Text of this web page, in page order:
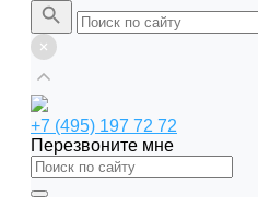
+7 (495) 197 72 72
Перезвоните мне